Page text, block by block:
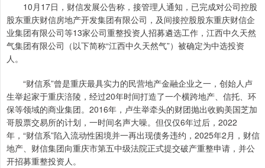
10月17日，财信发展公告称，接管理人通知，已完成对公司控股
股东重庆财信房地产开发集团有限公司，及间接控股股东重庆财信企
业集团有限公司等13家公司重整投资人招募遴选工作，江西中久天然
气集团有限公司（以下简称“江西中久天然气”）被确定为中选投资
人。
“财信系”曾是重庆最具实力的民营地产金融企业之一，创始人卢
生举起家于重庆涪陵，经过20年时间打造了一个横跨地产、信托、环
保等领域的商业集团。2016年，卢生举牵头的财团抛出收购美国芝加
哥股票交易所的计划，一时间名声大噪。但仅仅6年过后，2022
年，“财信系”陷入流动性困境并一再出现债务违约，2025年2月，财信
地产、财信集团向重庆市第五中级法院正式提交破产重整申请，并公
开招募重整投资人。